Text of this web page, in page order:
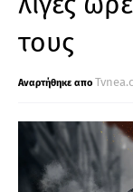
τους